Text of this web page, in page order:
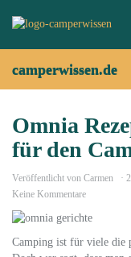
camperwissen.de
Omnia
für den
Veröffentlicht von Carmen
Keine Kommentare
Camping ist für viele die